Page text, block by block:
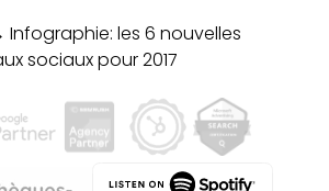
Infographie: les 6 nouvelles
sociaux pour 2017